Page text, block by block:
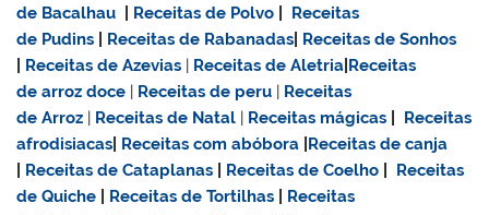
de Bacalhau
Receitas de Polvo
Receitas
de Pudins
Receitas de Rabanadas Receitas de Sonhos
Receitas de Azevias | Receitas de Aletria Receitas
dearroz doce | Receitas de peru | Receitas
de Arroz | Receitas de Natal | Receitas mágicas
Receitas
afrodisiacas Receitas com abóbora Receitas de canja
Receitas de Cataplanas Receitas de Coelho
Receitas
de Quiche
Receitas de Tortilhas
Receitas